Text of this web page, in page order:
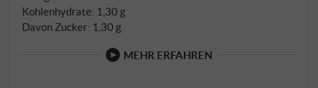
Kohlenhydrate: 1,30 g
Davon Zucker: 1,30 g
MEHR ERFAHREN